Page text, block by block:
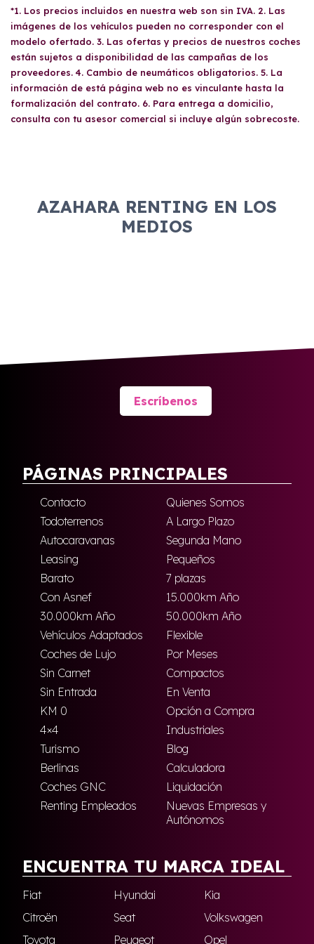
como mantenimiento y seguro, lo cual
simplifica la gestión financiera. También
permite acceder a vehículos con etiqueta
Cero Emisiones, lo que facilita el acceso a
Zonas de Bajas Emisiones y ofrece
descuentos en peajes y estacionamientos.
un carnet de conducir válido. No hay
restricciones específicas sobre quién puede
utilizar el vehículo, pero es recomendable
revisar las condiciones del contrato para
evitar sorpresas y asegurarse de que se
cumplan todos los requisitos estipulados.
*1. Los precios incluidos en nuestra web son sin IVA. 2. Las
imágenes de los vehículos pueden no corresponder con el
modelo ofertado. 3. Las ofertas y precios de nuestros coches
están sujetos a disponibilidad de las campañas de los
proveedores. 4. Cambio de neumáticos obligatorios. 5. La
información de está página web no es vinculante hasta la
formalización del contrato. 6. Para entrega a domicilio,
consulta con tu asesor comercial si incluye algún sobrecoste.
AZAHARA RENTING EN LOS
MEDIOS
Escríbenos
PÁGINAS PRINCIPALES
Contacto
Quienes Somos
Todoterrenos
A Largo Plazo
Autocaravanas
Segunda Mano
Leasing
Pequeños
Barato
7 plazas
Con Asnef
15.000km Año
30.000km Año
50.000km Año
Vehículos Adaptados
Flexible
Coches de Lujo
Por Meses
Sin Carnet
Compactos
Sin Entrada
En Venta
KM 0
Opción a Compra
4×4
Industriales
Turismo
Blog
Berlinas
Calculadora
Coches GNC
Liquidación
Renting Empleados
Nuevas Empresas y
Autónomos
ENCUENTRA TU MARCA IDEAL
Fiat Hyundai
Kia
Citroën
Seat
Volkswagen
Toyota
Peugeot Opel